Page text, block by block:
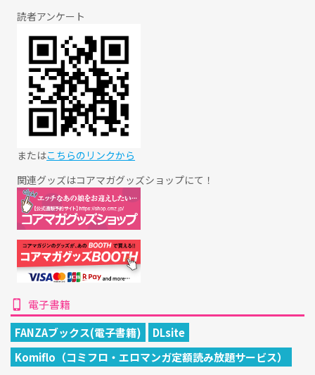
読者アンケート
またはこちらのリンクから
関連グッズはコアマガグッズショップにて！
電子書籍
FANZAブックス(電子書籍)
DLsite
Komiflo（コミフロ・エロマンガ定額読み放題サービス）